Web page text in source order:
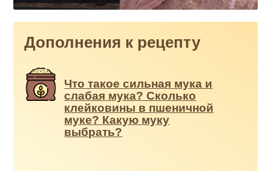
Дополнения к рецепту
Что такое сильная мука и
слабая мука? Сколько
клейковины в пшеничной
муке? Какую муку
выбрать?